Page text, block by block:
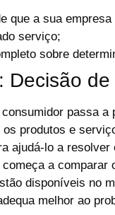
que a sua
serviço;
sobre
Decisão
passa a
os produtos e
ajudá-lo a resolver
a comparar
disponíveis no
melhor ao